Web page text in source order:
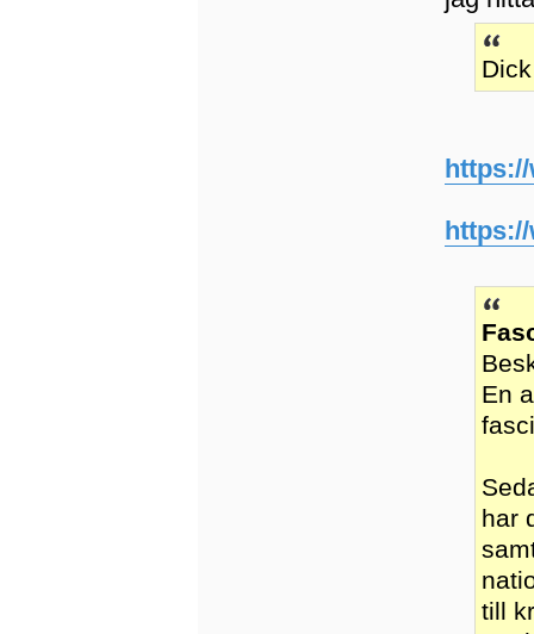
En
har
till